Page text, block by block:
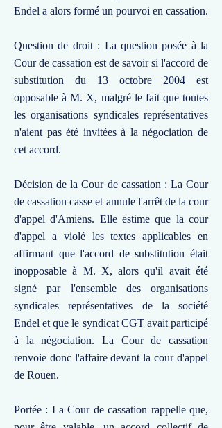
Endel a alors formé un pourvoi en cassation.
Question de droit : La question posée à la
Cour de cassation est de savoir si l'accord de
substitution du 13 octobre 2004 est
opposable à M. X, malgré le fait que toutes
les organisations syndicales représentatives
n'aient pas été invitées à la négociation de
cet accord.
Décision de la Cour de cassation : La Cour
de cassation casse et annule l'arrêt de la cour
d'appel d'Amiens. Elle estime que la cour
d'appel a violé les textes applicables en
affirmant que l'accord de substitution était
inopposable à M. X, alors qu'il avait été
signé par l'ensemble des organisations
syndicales représentatives de la société
Endel et que le syndicat CGT avait participé
à la négociation. La Cour de cassation
renvoie donc l'affaire devant la cour d'appel
de Rouen.
Portée : La Cour de cassation rappelle que,